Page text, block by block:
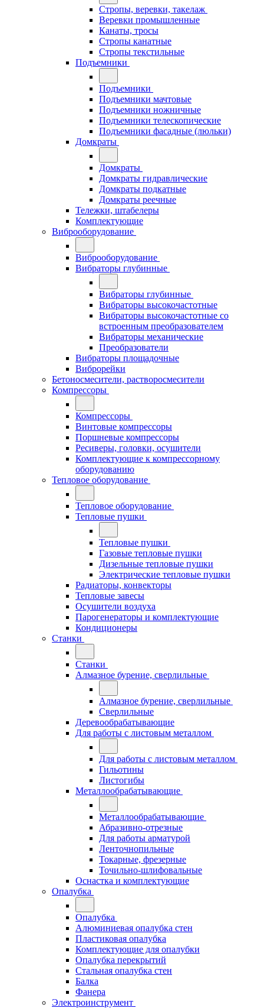
Стропы, веревки, такелаж
Веревки промышленные
Канаты, тросы
Стропы канатные
Стропы текстильные
Подъемники
Подъемники
Подъемники мачтовые
Подъемники ножничные
Подъемники телескопические
Подъемники фасадные (люльки)
Домкраты
Домкраты
Домкраты гидравлические
Домкраты подкатные
Домкраты реечные
Тележки, штабелеры
Комплектующие
Виброоборудование
Виброоборудование
Вибраторы глубинные
Вибраторы глубинные
Вибраторы высокочастотные
Вибраторы высокочастотные со
встроенным преобразователем
Вибраторы механические
Преобразователи
Вибраторы площадочные
Виброрейки
Бетоносмесители, растворосмесители
Компрессоры
Компрессоры
Винтовые компрессоры
Поршневые компрессоры
Ресиверы, головки, осушители
Комплектующие к компрессорному
оборудованию
Тепловое оборудование
Тепловое оборудование
Тепловые пушки
Тепловые пушки
Газовые тепловые пушки
Дизельные тепловые пушки
Электрические тепловые пушки
Радиаторы, конвекторы
Тепловые завесы
Осушители воздуха
Парогенераторы и комплектующие
Кондиционеры
Станки
Станки
Алмазное бурение, сверлильные
Алмазное бурение, сверлильные
Сверлильные
Деревообрабатывающие
Для работы с листовым металлом
Для работы с листовым металлом
Гильотины
Листогибы
Металлообрабатывающие
Металлообрабатывающие
Абразивно-отрезные
Для работы арматурой
Ленточнопильные
Токарные, фрезерные
Точильно-шлифовальные
Оснастка и комплектующие
Опалубка
Опалубка
Алюминиевая опалубка стен
Пластиковая опалубка
Комплектующие для опалубки
Опалубка перекрытий
Стальная опалубка стен
Балка
Фанера
Электроинструмент